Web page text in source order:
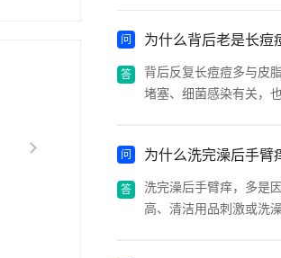
为什么背后老是长痘
背后反复长痘痘多与皮
堵塞、细菌感染有关，也
为什么洗完澡后手臂
洗完澡后手臂痒，多是
高、清洁用品刺激或洗澡